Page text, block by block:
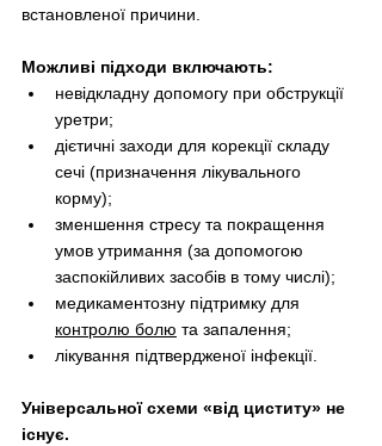
встановленої причини.
Можливі підходи включають:
невідкладну допомогу при обструкції
уретри;
дієтичні заходи для корекції складу
сечі (призначення лікувального
корму);
зменшення стресу та покращення
умов утримання (за допомогою
заспокійливих засобів в тому числі);
медикаментозну підтримку для
контролю болю та запалення;
лікування підтвердженої інфекції.
Універсальної схеми «від циститу» не
існує.